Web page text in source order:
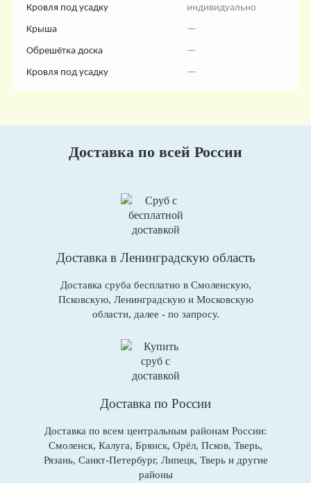
Кровля под усадку индивидуально
Крыша —
Обрешётка доска —
Кровля под усадку —
Доставка по всей России
Доставка в Ленинградскую область
Доставка сруба бесплатно в Смоленскую,
Псковскую, Ленинградскую и Московскую
области, далее - по запросу.
Доставка по России
Доставка по всем центральным районам России:
Смоленск, Калуга, Брянск, Орёл, Псков, Тверь,
Рязань, Санкт-Петербург, Липецк, Тверь и другие
районы